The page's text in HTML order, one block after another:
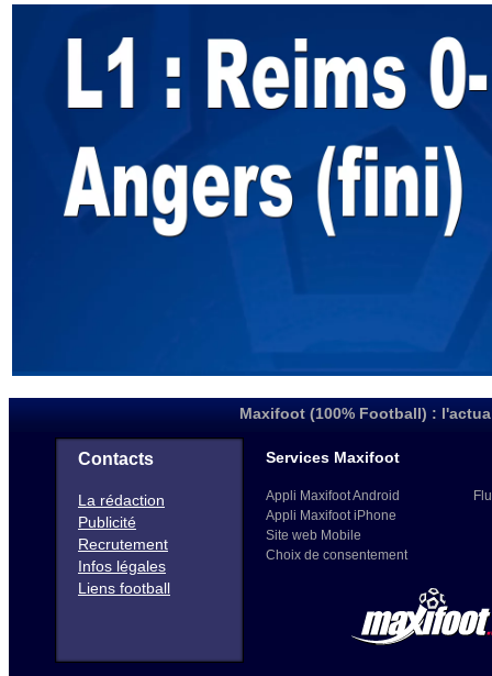
Maxifoot (100% Football) :
Contacts
La rédaction
Publicité
Recrutement
Infos légales
Liens football
Services Maxifoot
Appli Maxifoot Android
Appli Maxifoot iPhone
Site web Mobile
Choix de consentement